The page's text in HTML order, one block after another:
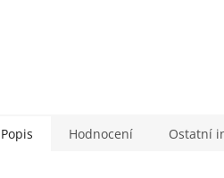
Popis Hodnocení Ostatní